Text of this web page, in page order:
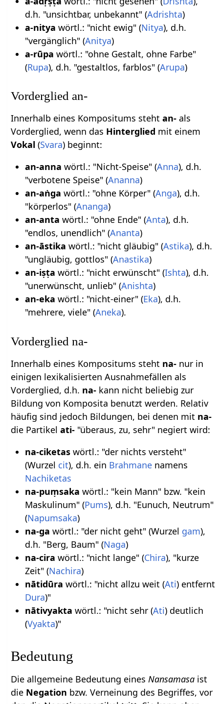
d.h. "unsichtbar, unbekannt" (Adrishta)
a-nitya wörtl.: "nicht ewig" (Nitya), d.h.
"vergänglich" (Anitya)
a-rūpa wörtl.: "ohne Gestalt, ohne Farbe"
(Rupa), d.h. "gestaltlos, farblos" (Arupa)
Vorderglied an-
Innerhalb eines Kompositums stehtan- als
Vorderglied, wenn das Hinterglied mit einem
Vokal (Svara) beginnt:
an-anna wörtl.: "Nicht-Speise" (Anna), d.h.
"verbotene Speise" (Ananna)
an-aṅga wörtl.: "ohne Körper" (Anga), d.h.
"körperlos" (Ananga)
an-anta wörtl.: "ohne Ende" (Anta), d.h.
"endlos, unendlich" (Ananta)
an-āstika wörtl.: "nicht gläubig" (Astika), d.h.
"ungläubig, gottlos" (Anastika)
an-iṣṭa wörtl.: "nicht erwünscht" (Ishta), d.h.
"unerwünscht, unlieb" (Anishta)
an-eka wörtl.: "nicht-einer" (Eka), d.h.
"mehrere, viele" (Aneka).
Vorderglied na-
Innerhalb eines Kompositums steht na- nur in
einigen lexikalisierten Ausnahmefällen als
Vorderglied, d.h. na- kann nicht beliebig zur
Bildung von Komposita benutzt werden. Relativ
häufig sind jedoch Bildungen, bei denen mit na-
die Partikelati- "überaus, zu, sehr" negiert wird:
na-ciketaswörtl.: "der nichts versteht"
(Wurzel cit), d.h. ein Brahmanenamens
Nachiketas
na-puṃsaka wörtl.: "kein Mann" bzw. "kein
Maskulinum" (Pums), d.h. "Eunuch, Neutrum"
(Napumsaka)
na-ga wörtl.: "der nicht geht" (Wurzel gam),
d.h. "Berg, Baum" (Naga)
na-cira wörtl.: "nicht lange" (Chira), "kurze
Zeit" (Nachira)
nātidūra wörtl.: "nicht allzu weit (Ati) entfernt
Dura)"
nātivyakta wörtl.: "nicht sehr (Ati) deutlich
(Vyakta)"
Bedeutung
Die allgemeine Bedeutung einesNansamasa ist
die Negation bzw. Verneinung des Begriffes, vor